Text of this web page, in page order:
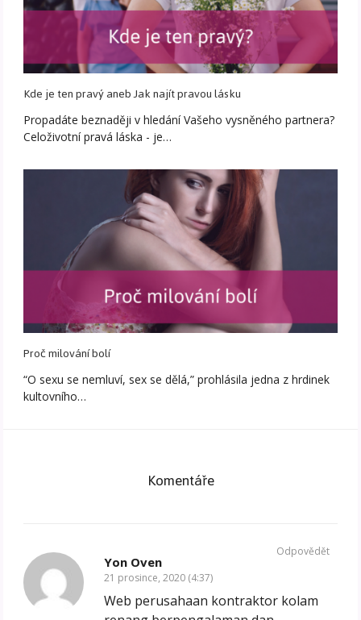
Kde je ten pravý aneb Jak najít pravou lásku
Propadáte beznaději v hledání Vašeho vysněného partnera?
Celoživotní pravá láska - je…
Proč milování bolí
“O sexu se nemluví, sex se dělá,” prohlásila jedna z hrdinek
kultovního…
Komentáře
Yon Oven
21 prosince, 2020 (4:37)
Web perusahaan kontraktor kolam
Odpovědět